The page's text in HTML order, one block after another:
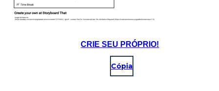
CRIE SEU PRÓPRIO!
Cópia